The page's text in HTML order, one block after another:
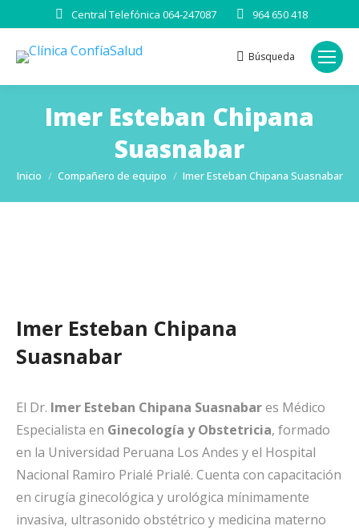
Central Telefónica 064-247087 964 650 418
Buscar:
Búsqueda
Imer Esteban Chipana
Suasnabar
Estás aquí:
Inicio Compañero de equipo Imer Esteban Chipana Suasnabar
Imer Esteban Chipana
Suasnabar
El Dr. Imer Esteban Chipana Suasnabares Médico
Especialista en Ginecología y Obstetricia, formado
en la Universidad Peruana Los Andes y el Hospital
Nacional Ramiro Prialé Prialé. Cuenta con capacitación
en cirugía ginecológica y urológica mínimamente
invasiva, ultrasonido obstétrico y medicina materno